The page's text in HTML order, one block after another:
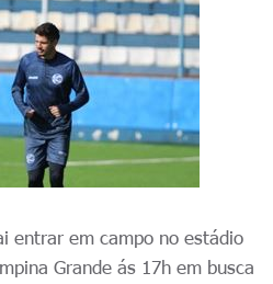
entrar em campo no estádio
Grande ás 17h em busca